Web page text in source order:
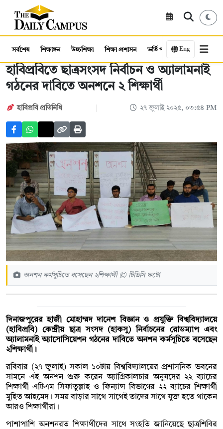
সর্বশেষ শিক্ষাঙ্গন উচ্চশিক্ষা শিক্ষা প্রশাসন ভর্তি পরীক্ষা কর্মসংস্থান
Eng
হাবিপ্রবিতে ছাত্রসংসদ নির্বাচন ও অ্যালামনাই
গঠনের দাবিতে অনশনে ২ শিক্ষার্থী
হাবিপ্রবি প্রতিনিধি ২৭ জুলাই ২০২৫, ০৩:৫৪ PM
অনশন কর্মসূচিতে বসেছেন ২শিক্ষার্থী © টিডিসি ফটো
দিনাজপুরের হাজী মোহাম্মদ দানেশ বিজ্ঞান ও প্রযুক্তি বিশ্ববিদ্যালয়ে
(হাবিপ্রবি) কেন্দ্রীয় ছাত্র সংসদ (হাকসু) নির্বাচনের রোডম্যাপ এবং
অ্যালামনাই অ্যাসোসিয়েশন গঠনের দাবিতে অনশন কর্মসূচিতে বসেছেন
২শিক্ষার্থী।
রবিবার (২৭ জুলাই) সকাল ১০টায় বিশ্ববিদ্যালয়ের প্রশাসনিক ভবনের
সামনে এই অনশন শুরু করেন অ্যাগ্রিকালচার অনুষদের ২২ ব্যাচের
শিক্ষার্থী এটিএম সিফাতুল্লাহ ও ফিন্যান্স বিভাগের ২২ ব্যাচের শিক্ষার্থী
মুহিত আহমেদ। সময় বাড়ার সাথে সাথেই তাদের সাথে যুক্ত হতে থাকেন
আরও শিক্ষার্থীরা।
পাশাপাশি অনশনরত শিক্ষার্থীদের সাথে সংহতি জানিয়েছে ছাত্রশিবির